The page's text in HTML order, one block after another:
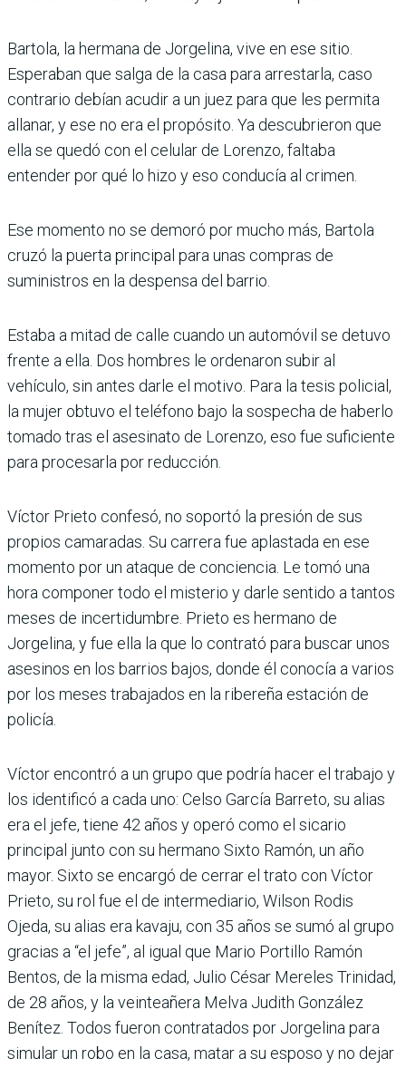
Bartola, la hermana de Jorgelina, vive en ese sitio.
Esperaban que salga de la casa para arrestarla, caso
contrario debían acudir a un juez para que les permita
allanar, y ese no era el propósito. Ya descubrieron que
ella se quedó con el celular de Lorenzo, faltaba
entender por qué lo hizo y eso conducía al crimen.
Ese momento no se demoró por mucho más, Bartola
cruzó la puerta principal para unas compras de
suministros en la despensa del barrio.
Estaba a mitad de calle cuando un automóvil se detuvo
frente a ella. Dos hombres le ordenaron subir al
vehículo, sin antes darle el motivo. Para la tesis policial,
la mujer obtuvo el teléfono bajo la sospecha de haberlo
tomado tras el asesinato de Lorenzo, eso fue suficiente
para procesarla por reducción.
Víctor Prieto confesó, no soportó la presión de sus
propios camaradas. Su carrera fue aplastada en ese
momento por un ataque de conciencia. Le tomó una
hora componer todo el misterio y darle sentido a tantos
meses de incertidumbre. Prieto es hermano de
Jorgelina, y fue ella la que lo contrató para buscar unos
asesinos en los barrios bajos, donde él conocía a varios
por los meses trabajados en la ribereña estación de
policía.
Víctor encontró a un grupo que podría hacer el trabajo y
los identificó a cada uno: Celso García Barreto, su alias
era el jefe, tiene 42 años y operó como el sicario
principal junto con su hermano Sixto Ramón, un año
mayor. Sixto se encargó de cerrar el trato con Víctor
Prieto, su rol fue el de intermediario, Wilson Rodis
Ojeda, su alias era kavaju, con 35 años se sumó al grupo
gracias a “el jefe”, al igual que Mario Portillo Ramón
Bentos, de la misma edad, Julio César Mereles Trinidad,
de 28 años, y la veinteañera Melva Judith González
Benítez. Todos fueron contratados por Jorgelina para
simular un robo en la casa, matar a su esposo y no dejar